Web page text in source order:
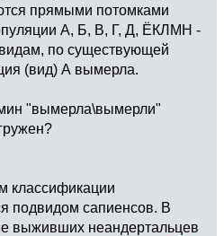
прямыми потомками
А, Б, В, Г, Д, ЁКЛМН -
по существующей
(вид) А вымерла.
"вымерла\вымерли"
классификации
подвидом сапиенсов. В
выживших неандертальцев